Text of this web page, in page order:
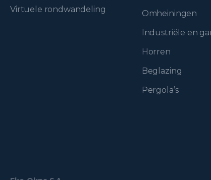
Virtuele rondwandeling
Omheiningen
Industriële en
Horren
Beglazing
Pergola’s